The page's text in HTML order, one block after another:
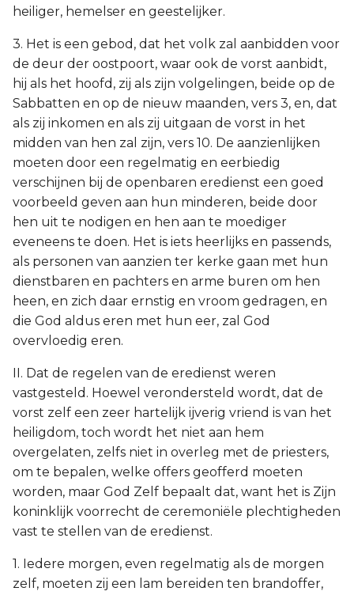
heiliger, hemelser en geestelijker.
3. Het is een gebod, dat het volk zal aanbidden voor
de deur der oostpoort, waar ook de vorst aanbidt,
hij als het hoofd, zij als zijn volgelingen, beide op de
Sabbatten en op de nieuw maanden, vers 3, en, dat
als zij inkomen en als zij uitgaan de vorst in het
midden van hen zal zijn, vers 10. De aanzienlijken
moeten door een regelmatig en eerbiedig
verschijnen bij de openbaren eredienst een goed
voorbeeld geven aan hun minderen, beide door
hen uit te nodigen en hen aan te moediger
eveneens te doen. Het is iets heerlijks en passends,
als personen van aanzien ter kerke gaan met hun
dienstbaren en pachters en arme buren om hen
heen, en zich daar ernstig en vroom gedragen, en
die God aldus eren met hun eer, zal God
overvloedig eren.
II. Dat de regelen van de eredienst weren
vastgesteld. Hoewel verondersteld wordt, dat de
vorst zelf een zeer hartelijk ijverig vriend is van het
heiligdom, toch wordt het niet aan hem
overgelaten, zelfs niet in overleg met de priesters,
om te bepalen, welke offers geofferd moeten
worden, maar God Zelf bepaalt dat, want het is Zijn
koninklijk voorrecht de ceremoniële plechtigheden
vast te stellen van de eredienst.
1. Iedere morgen, even regelmatig als de morgen
zelf, moeten zij een lam bereiden ten brandoffer,